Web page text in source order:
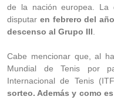
de la nación europea.
disputar en febrero del
descenso al Grupo III
Cabe mencionar que, al
Mundial de Tenis por
Internacional de Tenis
sorteo. Además y como